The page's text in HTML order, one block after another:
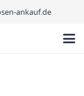
ankauf.de